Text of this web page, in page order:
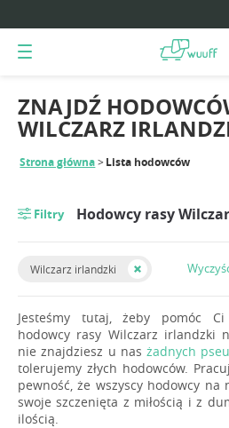
Strona główna Lista hodowców
ZNAJDŹ
WILCZARZ
Filtry Hodowcy rasy
Wilczarz irlandzki
Jesteśmy tutaj, żeby pomóc
hodowcy rasy Wilczarz irlandzki
nie znajdziesz u nasżadnych
tolerujemy złych hodowców.
pewność, że wszyscy hodowcy
swoje szczenięta z miłością i z
ilością.